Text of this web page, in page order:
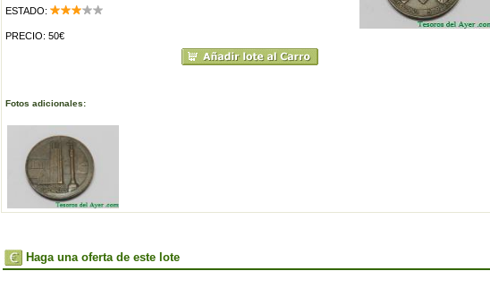
ESTADO:
PRECIO: 50€
Fotos adicionales:
Haga una oferta de este lote